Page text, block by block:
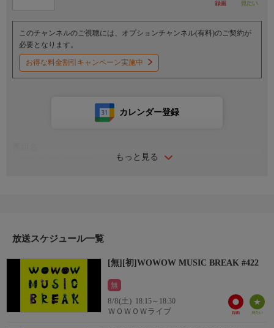
このチャンネルのご視聴には、オプションチャンネル(有料)のご契約が
必要となります。
お得な料金割引キャンペーン実施中
もっと見る
カレンダー登録
WOWOW MUSIC BREAK #422
放送スケジュール一覧
[無][初]WOWOW MUSIC BREAK #422
無
8/8(土) 18:15～18:30
ＷＯＷＯＷライブ